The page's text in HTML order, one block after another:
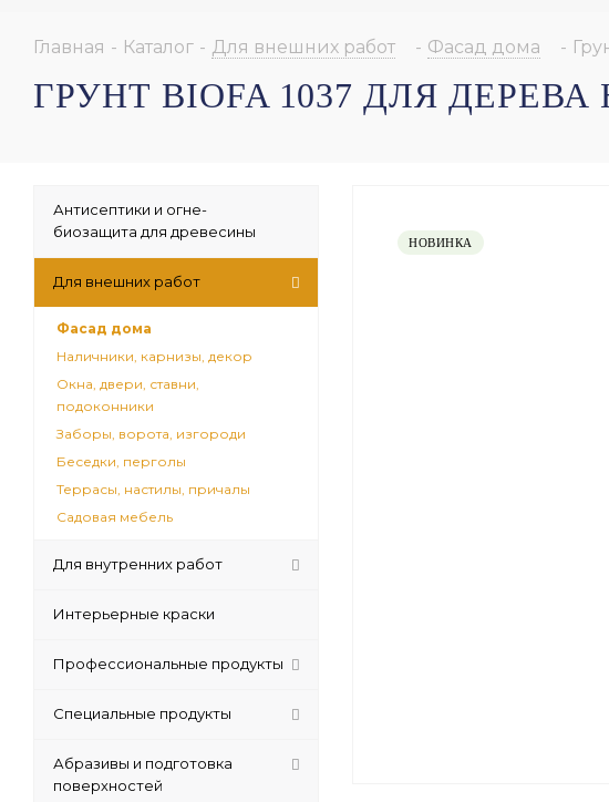
Главная - Каталог - Для внешних работ - Фасад дома -
ГРУНТ BIOFA 1037 ДЛЯ
НОВИНКА
Антисептики и огне-
биозащита для древесины
Для внешних работ
Фасад дома
Наличники, карнизы, декор
Окна, двери, ставни,
подоконники
Заборы, ворота, изгороди
Беседки, перголы
Террасы, настилы, причалы
Садовая мебель
Для внутренних работ
Интерьерные краски
Профессиональные продукты
Специальные продукты
Абразивы и подготовка
поверхностей